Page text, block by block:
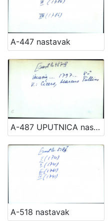
A-447 nastavak
A-487 UPUTNICA nastavak
A-518 nastavak